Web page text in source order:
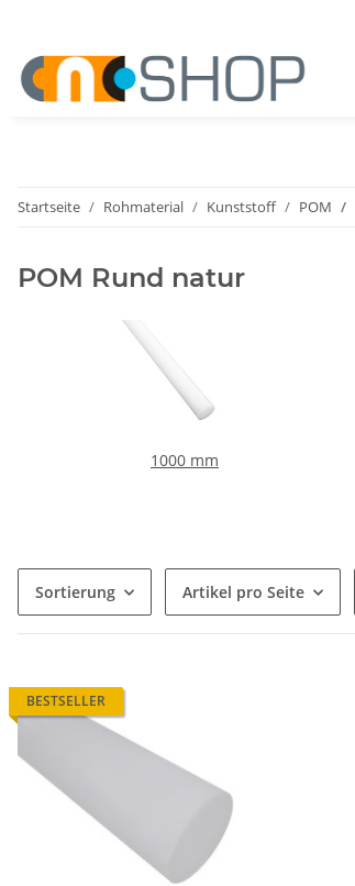
Startseite Rohmaterial Kunststoff POM
POM Rund natur
1000 mm
Sortierung Artikel pro Seite
BESTSELLER